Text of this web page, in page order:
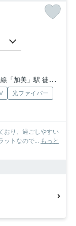
「加美」駅 徒歩3分
光ファイバー
おり、過ごしやすい
ットなので... もっと